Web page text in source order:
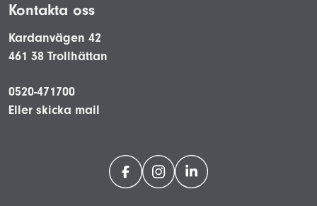
Kontakta oss
Kardanvägen 42
461 38 Trollhättan
0520-471700
Eller skicka mail